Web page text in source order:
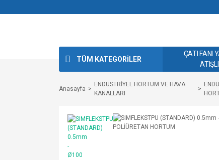
TÜM KATEGORİLER
ÇATI FANI
ATIŞLI
Anasayfa
ENDÜSTRİYEL HORTUM VE HAVA
KANALLARI